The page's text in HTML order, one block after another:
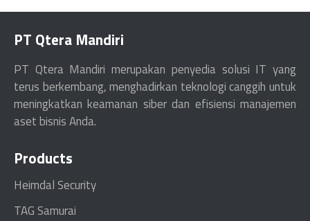
PT Qtera Mandiri
PT Qtera Mandiri merupakan penyedia solusi IT yang
terus berkembang, menghadirkan teknologi canggih untuk
meningkatkan keamanan siber dan efisiensi manajemen
aset bisnis Anda.
Products
Heimdal Security
TAG Samurai